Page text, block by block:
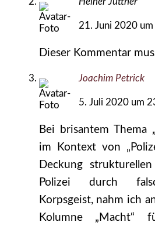
21. Juni 2020
Dieser Kommentar
Joachim Petrick
5. Juli 2020 um
Bei brisantem Thema
im Kontext von
Deckung
Polizei durch
Korpsgeist, nahm ich
Kolumne „Macht“